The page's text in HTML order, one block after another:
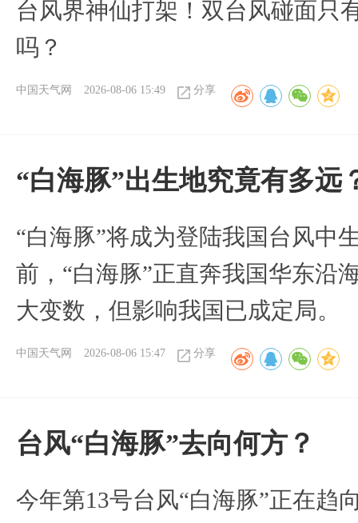
台风界神仙打架！双台风碰面只
吗？
中国天气网 2026-08-06 15:49 分享
“白海豚”出生地究竟有多远
“白海豚”将成为登陆我国台风中
前，“白海豚”正直奔我国华东沿
大变数，但影响我国已成定局。
中国天气网 2026-08-06 15:47 分享
台风“白海豚”去向何方？
今年第13号台风“白海豚”正在趋